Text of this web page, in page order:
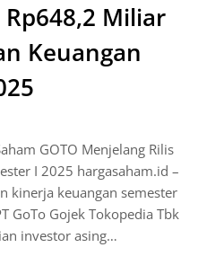
Rp648,2 Miliar
Keuangan
GOTO Menjelang Rilis
I 2025 hargasaham.id –
kinerja keuangan semester
GoTo Gojek Tokopedia Tbk
investor asing…